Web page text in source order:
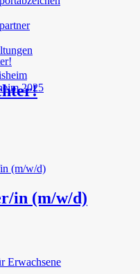
2025
Erwachsene
in (m/w/d)